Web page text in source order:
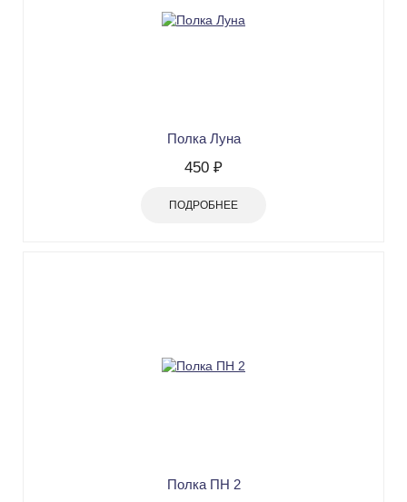
Полка Луна
450 ₽
ПОДРОБНЕЕ
Полка ПН 2